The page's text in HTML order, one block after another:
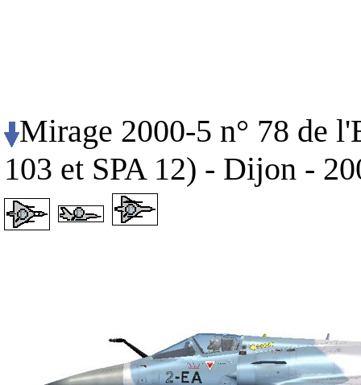
Mirage 2000-5 n° 78 de
103 et SPA 12) - Dijon -